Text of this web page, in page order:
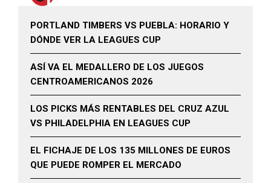
PORTLAND TIMBERS VS PUEBLA: HORARIO Y
DÓNDE VER LA LEAGUES CUP
ASÍ VA EL MEDALLERO DE LOS JUEGOS
CENTROAMERICANOS 2026
LOS PICKS MÁS RENTABLES DEL CRUZ AZUL
VS PHILADELPHIA EN LEAGUES CUP
EL FICHAJE DE LOS 135 MILLONES DE EUROS
QUE PUEDE ROMPER EL MERCADO